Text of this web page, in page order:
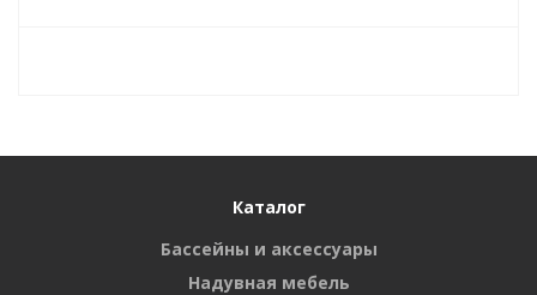
Каталог
Бассейны и аксессуары
Надувная мебель